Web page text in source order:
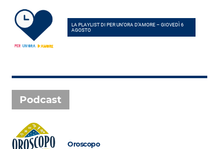
LA PLAYLIST DI PER UN’ORA D’AMORE – GIOVEDÌ 6
AGOSTO
Podcast
Oroscopo